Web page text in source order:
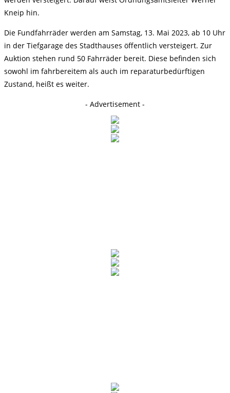
Kneip hin.
Die Fundfahrräder werden am Samstag, 13. Mai 2023, ab 10 Uhr
in der Tiefgarage des Stadthauses öffentlich versteigert. Zur
Auktion stehen rund 50 Fahrräder bereit. Diese befinden sich
sowohl im fahrbereitem als auch im reparaturbedürftigen
Zustand, heißt es weiter.
- Advertisement -